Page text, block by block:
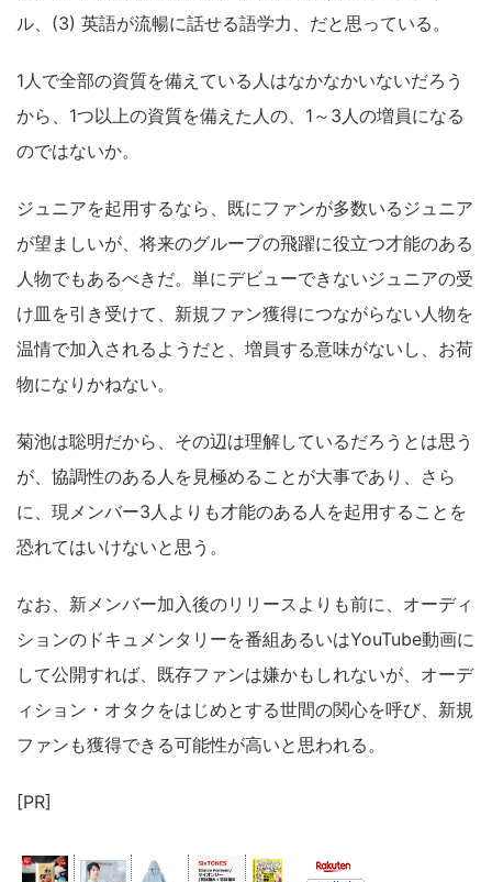
ル、(3) 英語が流暢に話せる語学力、だと思っている。
1人で全部の資質を備えている人はなかなかいないだろう
から、1つ以上の資質を備えた人の、1～3人の増員になる
のではないか。
ジュニアを起用するなら、既にファンが多数いるジュニア
が望ましいが、将来のグループの飛躍に役立つ才能のある
人物でもあるべきだ。単にデビューできないジュニアの受
け皿を引き受けて、新規ファン獲得につながらない人物を
温情で加入されるようだと、増員する意味がないし、お荷
物になりかねない。
菊池は聡明だから、その辺は理解しているだろうとは思う
が、協調性のある人を見極めることが大事であり、さら
に、現メンバー3人よりも才能のある人を起用することを
恐れてはいけないと思う。
なお、新メンバー加入後のリリースよりも前に、オーディ
ションのドキュメンタリーを番組あるいはYouTube動画に
して公開すれば、既存ファンは嫌かもしれないが、オーデ
ィション・オタクをはじめとする世間の関心を呼び、新規
ファンも獲得できる可能性が高いと思われる。
[PR]